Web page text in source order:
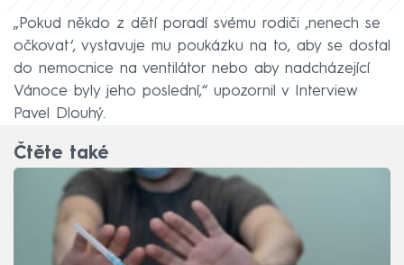
„Pokud někdo z dětí poradí svému rodiči ‚nenech se
očkovat‘, vystavuje mu poukázku na to, aby se dostal
do nemocnice na ventilátor nebo aby nadcházející
Vánoce byly jeho poslední,“ upozornil v Interview
Pavel Dlouhý.
Čtěte také